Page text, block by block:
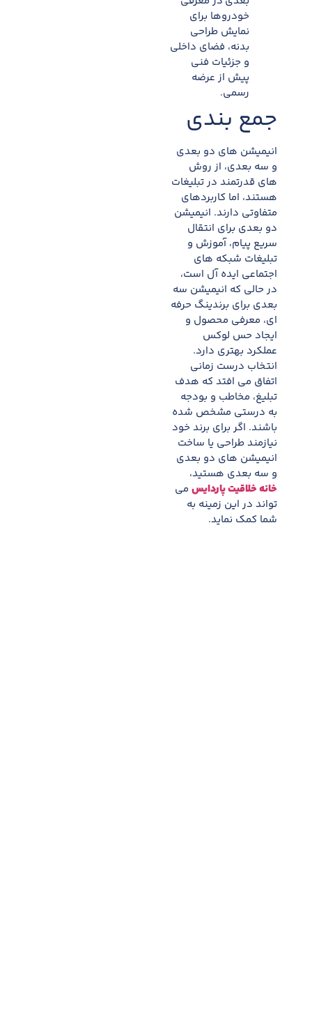
خودروها برای
نمایش طراحی
بدنه، فضای داخلی
و جزئیات فنی
پیش از عرضه
رسمی.
جمع بندی
انیمیشن های دو بعدی
و سه بعدی، از روش
های قدرتمند در تبلیغات
هستند، اما کاربردهای
متفاوتی دارند. انیمیشن
دو بعدی برای انتقال
سریع پیام، آموزش و
تبلیغات شبکه های
اجتماعی ایده آل است،
در حالی که انیمیشن سه
بعدی برای برندینگ حرفه
ای، معرفی محصول و
ایجاد حس لوکس
عملکرد بهتری دارد.
انتخاب درست زمانی
اتفاق می افتد که هدف
تبلیغ، مخاطب و بودجه
به درستی مشخص شده
باشند. اگر برای برند خود
نیازمند طراحی یا ساخت
انیمیشن های دو بعدی
و سه بعدی هستید،
خانه خلاقیت پاردایس می
تواند در این زمینه به
شما کمک نماید.